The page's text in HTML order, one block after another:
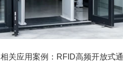
相关应用案例：RFID高频开放式